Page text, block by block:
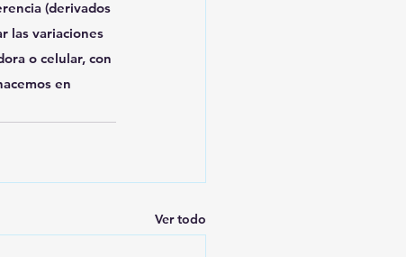
(derivados
las variaciones
o celular, con
en
Ver todo